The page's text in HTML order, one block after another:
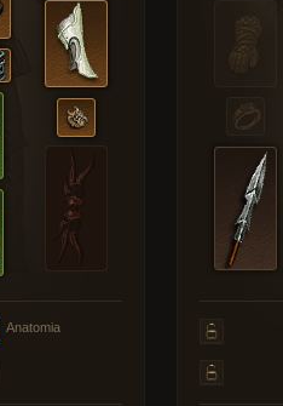
Anatomia